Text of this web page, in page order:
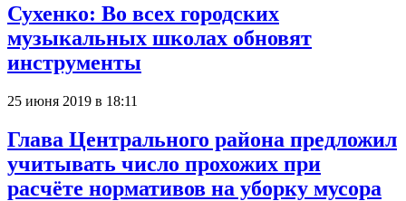
Сухенко: Во всех городских
музыкальных школах обновят
инструменты
25 июня 2019 в 18:11
Глава Центрального района предложил
учитывать число прохожих при
расчёте нормативов на уборку мусора